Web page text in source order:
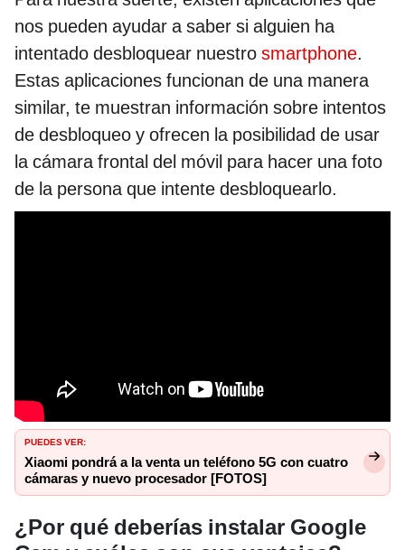
nos pueden ayudar a saber si alguien ha
intentado desbloquear nuestro smartphone.
Estas aplicaciones funcionan de una manera
similar, te muestran información sobre intentos
de desbloqueo y ofrecen la posibilidad de usar
la cámara frontal del móvil para hacer una foto
de la persona que intente desbloquearlo.
PUEDES VER:
Xiaomi pondrá a la venta un teléfono 5G con cuatro
cámaras y nuevo procesador [FOTOS]
¿Por qué deberías instalar Google